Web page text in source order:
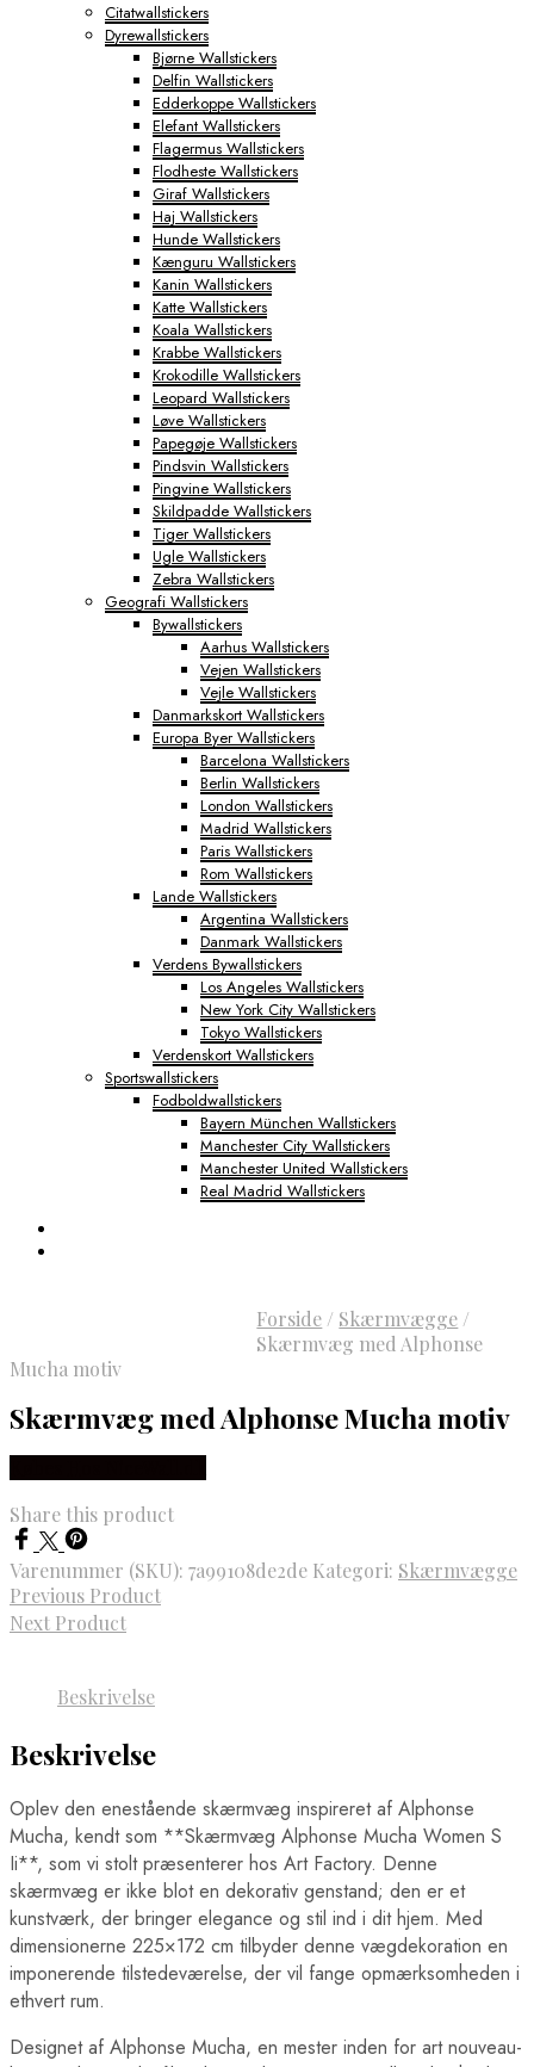
Citatwallstickers
Dyrewallstickers
Bjørne Wallstickers
Delfin Wallstickers
Edderkoppe Wallstickers
Elefant Wallstickers
Flagermus Wallstickers
Flodheste Wallstickers
Giraf Wallstickers
Haj Wallstickers
Hunde Wallstickers
Kænguru Wallstickers
Kanin Wallstickers
Katte Wallstickers
Koala Wallstickers
Krabbe Wallstickers
Krokodille Wallstickers
Leopard Wallstickers
Løve Wallstickers
Papegøje Wallstickers
Pindsvin Wallstickers
Pingvine Wallstickers
Skildpadde Wallstickers
Tiger Wallstickers
Ugle Wallstickers
Zebra Wallstickers
Geografi Wallstickers
Bywallstickers
Aarhus Wallstickers
Vejen Wallstickers
Vejle Wallstickers
Danmarkskort Wallstickers
Europa Byer Wallstickers
Barcelona Wallstickers
Berlin Wallstickers
London Wallstickers
Madrid Wallstickers
Paris Wallstickers
Rom Wallstickers
Lande Wallstickers
Argentina Wallstickers
Danmark Wallstickers
Verdens Bywallstickers
Los Angeles Wallstickers
New York City Wallstickers
Tokyo Wallstickers
Verdenskort Wallstickers
Sportswallstickers
Fodboldwallstickers
Bayern München Wallstickers
Manchester City Wallstickers
Manchester United Wallstickers
Real Madrid Wallstickers
Forside / Skærmvægge /
Skærmvæg med Alphonse
Mucha motiv
Skærmvæg med Alphonse Mucha motiv
Share this product
Varenummer (SKU): 7a99108de2de Kategori: Skærmvægge
Previous Product
Next Product
Beskrivelse
Beskrivelse
Oplev den enestående skærmvæg inspireret af Alphonse
Mucha, kendt som **Skærmvæg Alphonse Mucha Women S
Ii**, som vi stolt præsenterer hos Art Factory. Denne
skærmvæg er ikke blot en dekorativ genstand; den er et
kunstværk, der bringer elegance og stil ind i dit hjem. Med
dimensionerne 225×172 cm tilbyder denne vægdekoration en
imponerende tilstedeværelse, der vil fange opmærksomheden i
ethvert rum.
Designet af Alphonse Mucha, en mester inden for art nouveau-